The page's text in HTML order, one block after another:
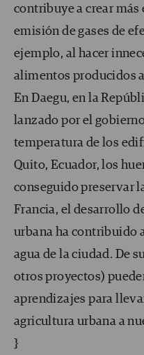
contribuye a crear más
emisión de gases de
ejemplo, al hacer
alimentos producidos
En Daegu, en la
lanzado por el
temperatura de los
Quito, Ecuador, los
conseguido preservar
Francia, el desarrollo
urbana ha contribuido
agua de la ciudad. De
otros proyectos)
aprendizajes para
agricultura urbana a
}